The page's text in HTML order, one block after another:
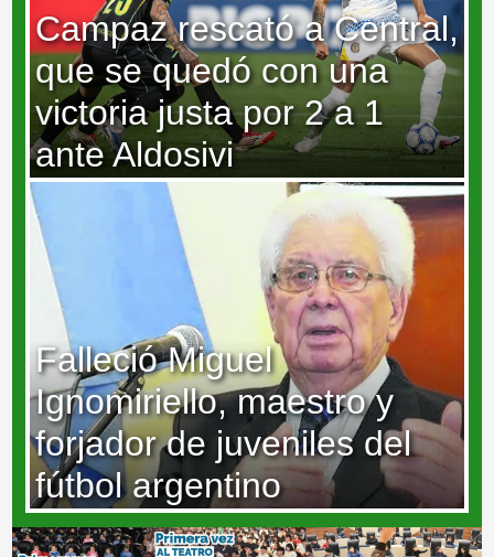
Campaz rescató a Central,
que se quedó con una
victoria justa por 2 a 1
ante Aldosivi
Falleció Miguel
Ignomiriello, maestro y
forjador de juveniles del
fútbol argentino